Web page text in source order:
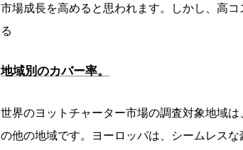
市場成長を高めると思われます。しかし、高
る
地域別のカバー率。
世界のヨットチャーター市場の調査対象地域
の他の地域です。ヨーロッパは、シームレス